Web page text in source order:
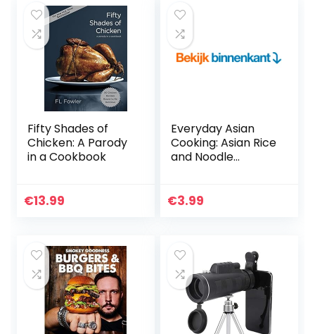
Fifty Shades of
Chicken: A Parody
in a Cookbook
€13.99
Everyday Asian
Cooking: Asian Rice
and Noodle
Cookbooks Book
€3.99